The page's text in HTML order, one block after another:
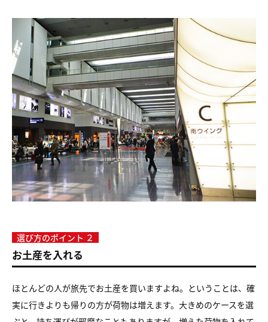
選び方のポイント ２
お土産を入れる
ほとんどの人が旅先でお土産を買いますよね。ということは、 確
実に行きよりも帰りの方が荷物は増えます。 大きめのケースを選